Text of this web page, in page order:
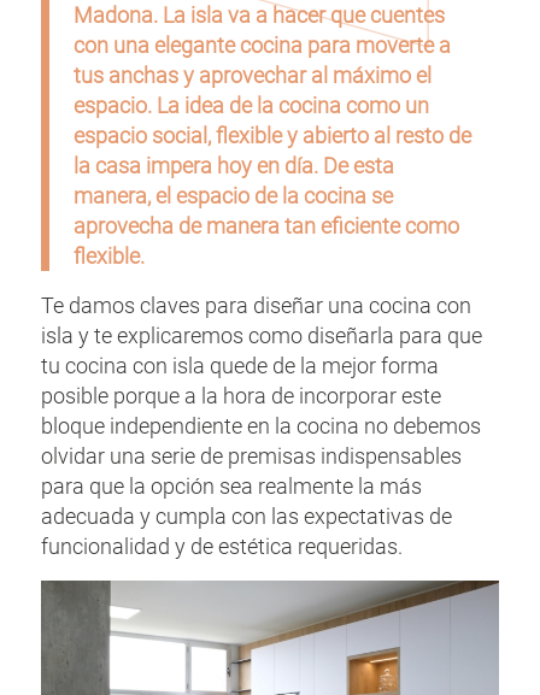
Madona. La isla va a hacer que cuentes
con una elegante cocina para moverte a
tus anchas y aprovechar al máximo el
espacio. La idea de la cocina como un
espacio social, flexible y abierto al resto de
la casa impera hoy en día. De esta
manera, el espacio de la cocina se
aprovecha de manera tan eficiente como
flexible.
Te damos claves para diseñar una cocina con
isla y te explicaremos como diseñarla para que
tu cocina con isla quede de la mejor forma
posible porque a la hora de incorporar este
bloque independiente en la cocina no debemos
olvidar una serie de premisas indispensables
para que la opción sea realmente la más
adecuada y cumpla con las expectativas de
funcionalidad y de estética requeridas.